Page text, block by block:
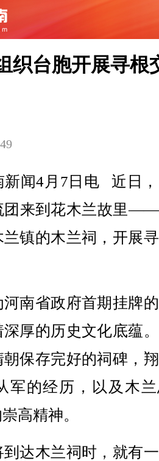
织台胞开展寻根
闻4月7日电 近日，
团来到花木兰故里
镇的木兰祠，开展
省政府首期挂牌
厚的历史文化底蕴
保存完好的祠碑，
军的经历，以及木
高精神。
木兰祠时，就有